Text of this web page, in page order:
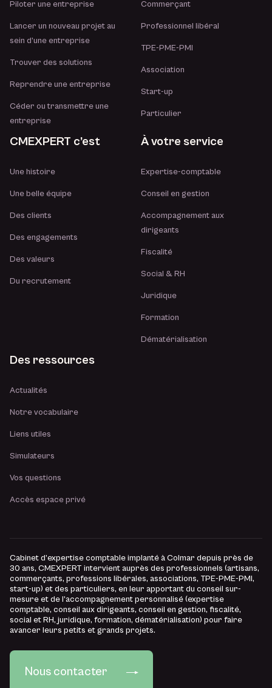
Piloter une entreprise
Lancer un nouveau projet au
sein d’une entreprise
Trouver des solutions
Reprendre une entreprise
Céder ou transmettre une
entreprise
Commerçant
Professionnel libéral
TPE-PME-PMI
Association
Start-up
Particulier
CMEXPERT c’est
Une histoire
Une belle équipe
Des clients
Des engagements
Des valeurs
Du recrutement
À votre service
Expertise-comptable
Conseil en gestion
Accompagnement aux
dirigeants
Fiscalité
Social & RH
Juridique
Formation
Dématérialisation
Des ressources
Actualités
Notre vocabulaire
Liens utiles
Simulateurs
Vos questions
Accès espace privé
Cabinet d’expertise comptable implanté à Colmar depuis près de
30 ans, CMEXPERT intervient auprès des professionnels (artisans,
commerçants, professions libérales, associations, TPE-PME-PMI,
start-up) et des particuliers, en leur apportant du conseil sur-
mesure et de l’accompagnement personnalisé (expertise
comptable, conseil aux dirigeants, conseil en gestion, fiscalité,
social et RH, juridique, formation, dématérialisation) pour faire
avancer leurs petits et grands projets.
Nous contacter